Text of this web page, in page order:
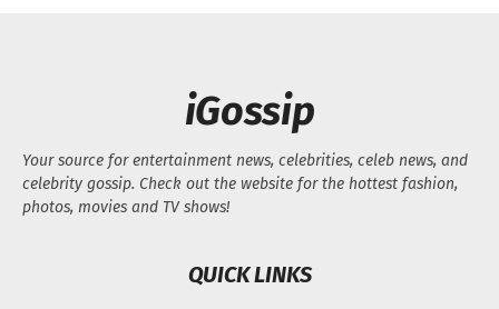
iGossip
Your source for entertainment news, celebrities, celeb news, and
celebrity gossip. Check out the website for the hottest fashion,
photos, movies and TV shows!
QUICK LINKS